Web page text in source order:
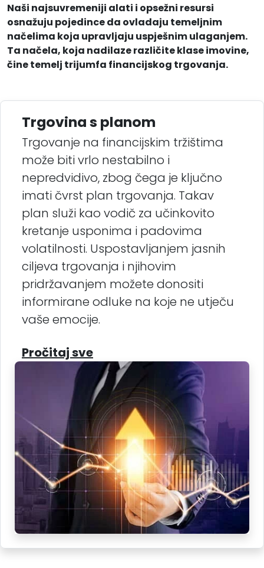
Naši najsuvremeniji alati i opsežni resursi
osnažuju pojedince da ovladaju temeljnim
načelima koja upravljaju uspješnim ulaganjem.
Ta načela, koja nadilaze različite klase imovine,
čine temelj trijumfa financijskog trgovanja.
Trgovina s planom
Trgovanje na financijskim tržištima
može biti vrlo nestabilno i
nepredvidivo, zbog čega je ključno
imati čvrst plan trgovanja. Takav
plan služi kao vodič za učinkovito
kretanje usponima i padovima
volatilnosti. Uspostavljanjem jasnih
ciljeva trgovanja i njihovim
pridržavanjem možete donositi
informirane odluke na koje ne utječu
vaše emocije.
Pročitaj sve